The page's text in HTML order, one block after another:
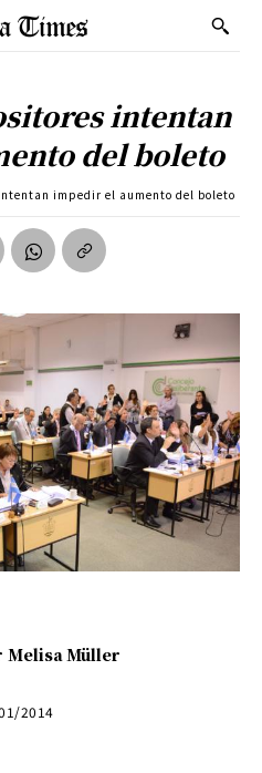
intentan
del boleto
impedir el aumento del boleto
Melisa Müller
2014